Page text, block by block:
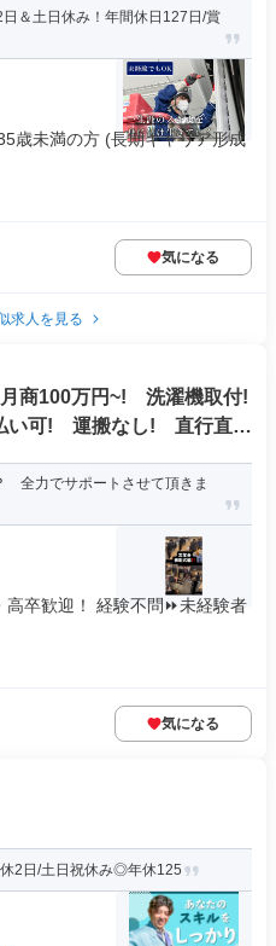
＆土日休み！年間休日127日/賞
歳未満の方 (長期キャリア形成
気になる
求人を見る
商100万円~! 洗濯機取付!
い可! 運搬なし! 直行直
全力でサポートさせて頂きま
卒歓迎！ 経験不問⏩未経験者
気になる
2日/土日祝休み◎年休125